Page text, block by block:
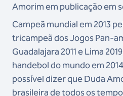
Amorim em publicação em
Campeã mundial em 2013
tricampeã dos Jogos Pan-
Guadalajara 2011 e Lima
handebol do mundo em
possível dizer que Duda
brasileira de todos os